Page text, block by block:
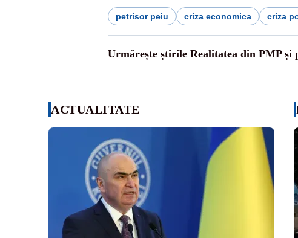
petrisor peiu criza economica criza
Urmărește știrile Realitatea din PMP și
ACTUALITATE